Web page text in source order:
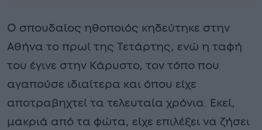
Ο σπουδαίος ηθοποιός κηδεύτηκε στην
Αθήνα το πρωί της Τετάρτης, ενώ η ταφή
του έγινε στην Κάρυστο, τον τόπο που
αγαπούσε ιδιαίτερα και όπου είχε
αποτραβηχτεί τα τελευταία χρόνια. Εκεί,
μακριά από τα φώτα, είχε επιλέξει να ζήσει